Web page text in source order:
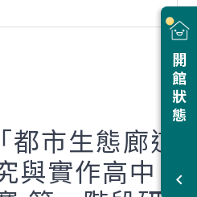
開館狀態
市生態廊道
與實作高中